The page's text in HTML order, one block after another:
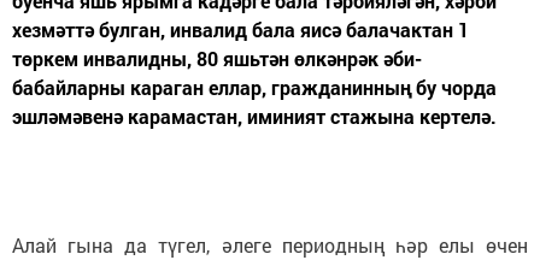
хезмәттә булган, инвалид бала яисә балачактан 1
төркем инвалидны, 80 яшьтән өлкәнрәк әби-
бабайларны караган еллар, гражданинның бу чорда
эшләмәвенә карамастан, иминият стажына кертелә.
Алай гына да түгел, әлеге периодның һәр елы өчен